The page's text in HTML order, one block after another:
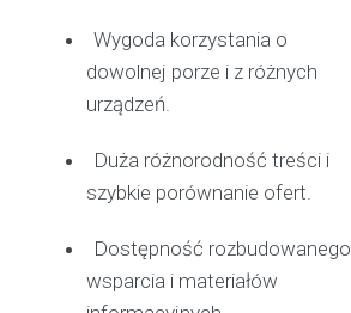
Wygoda korzystania o
dowolnej porze i z różnych
urządzeń.
Duża różnorodność treści i
szybkie porównanie ofert.
Dostępność rozbudowanego
wsparcia i materiałów